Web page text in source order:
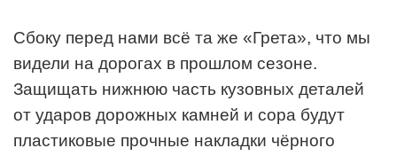
Сбоку перед нами всё та же «Грета», что мы
видели на дорогах в прошлом сезоне.
Защищать нижнюю часть кузовных деталей
от ударов дорожных камней и сора будут
пластиковые прочные накладки чёрного